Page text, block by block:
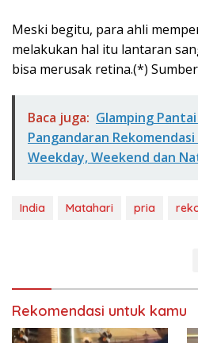
Meski begitu, para ahli
melakukan hal itu lantaran
bisa merusak retina.⁣(*)
Baca juga: Glamping
Pangandaran
Weekday, Weekend dan
India Matahari pria
Rekomendasi untuk kamu